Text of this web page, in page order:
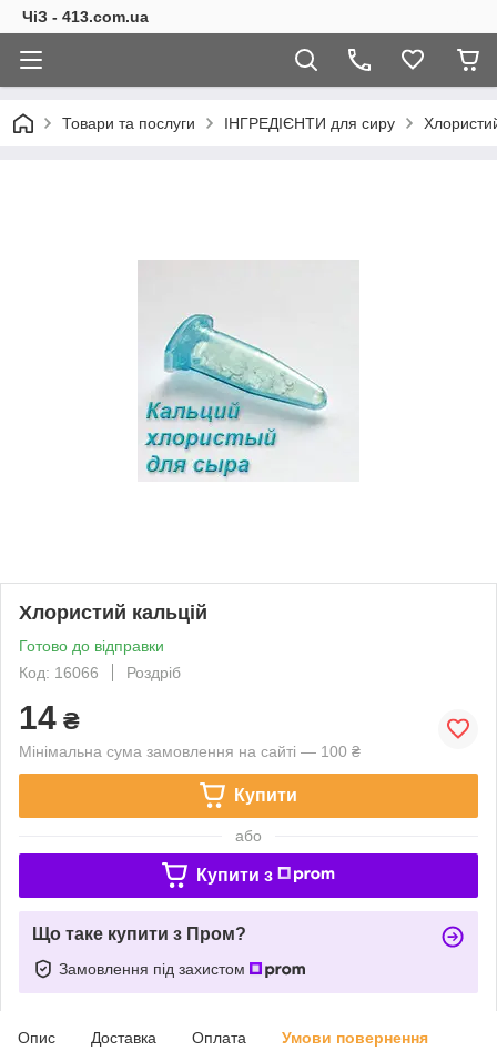
ЧіЗ - 413.com.ua
Товари та послуги ІНГРЕДІЄНТИ для сиру
Хлористий кальцій
Готово до відправки
Код: 16066
Роздріб
14 ₴
Мінімальна сума замовлення на сайті — 100 ₴
Купити
або
Купити з
Що таке купити з Пром?
Замовлення під захистом
Опис Доставка Оплата Умови повернення